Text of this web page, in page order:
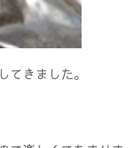
てきました。